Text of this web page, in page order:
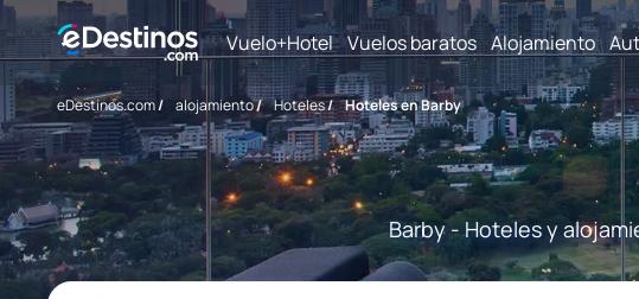
Vuelo+Hotel Vuelos baratos Alojamiento
eDestinos.com/ alojamiento/ Hoteles/ Hoteles en Barby
Barby - Hoteles y